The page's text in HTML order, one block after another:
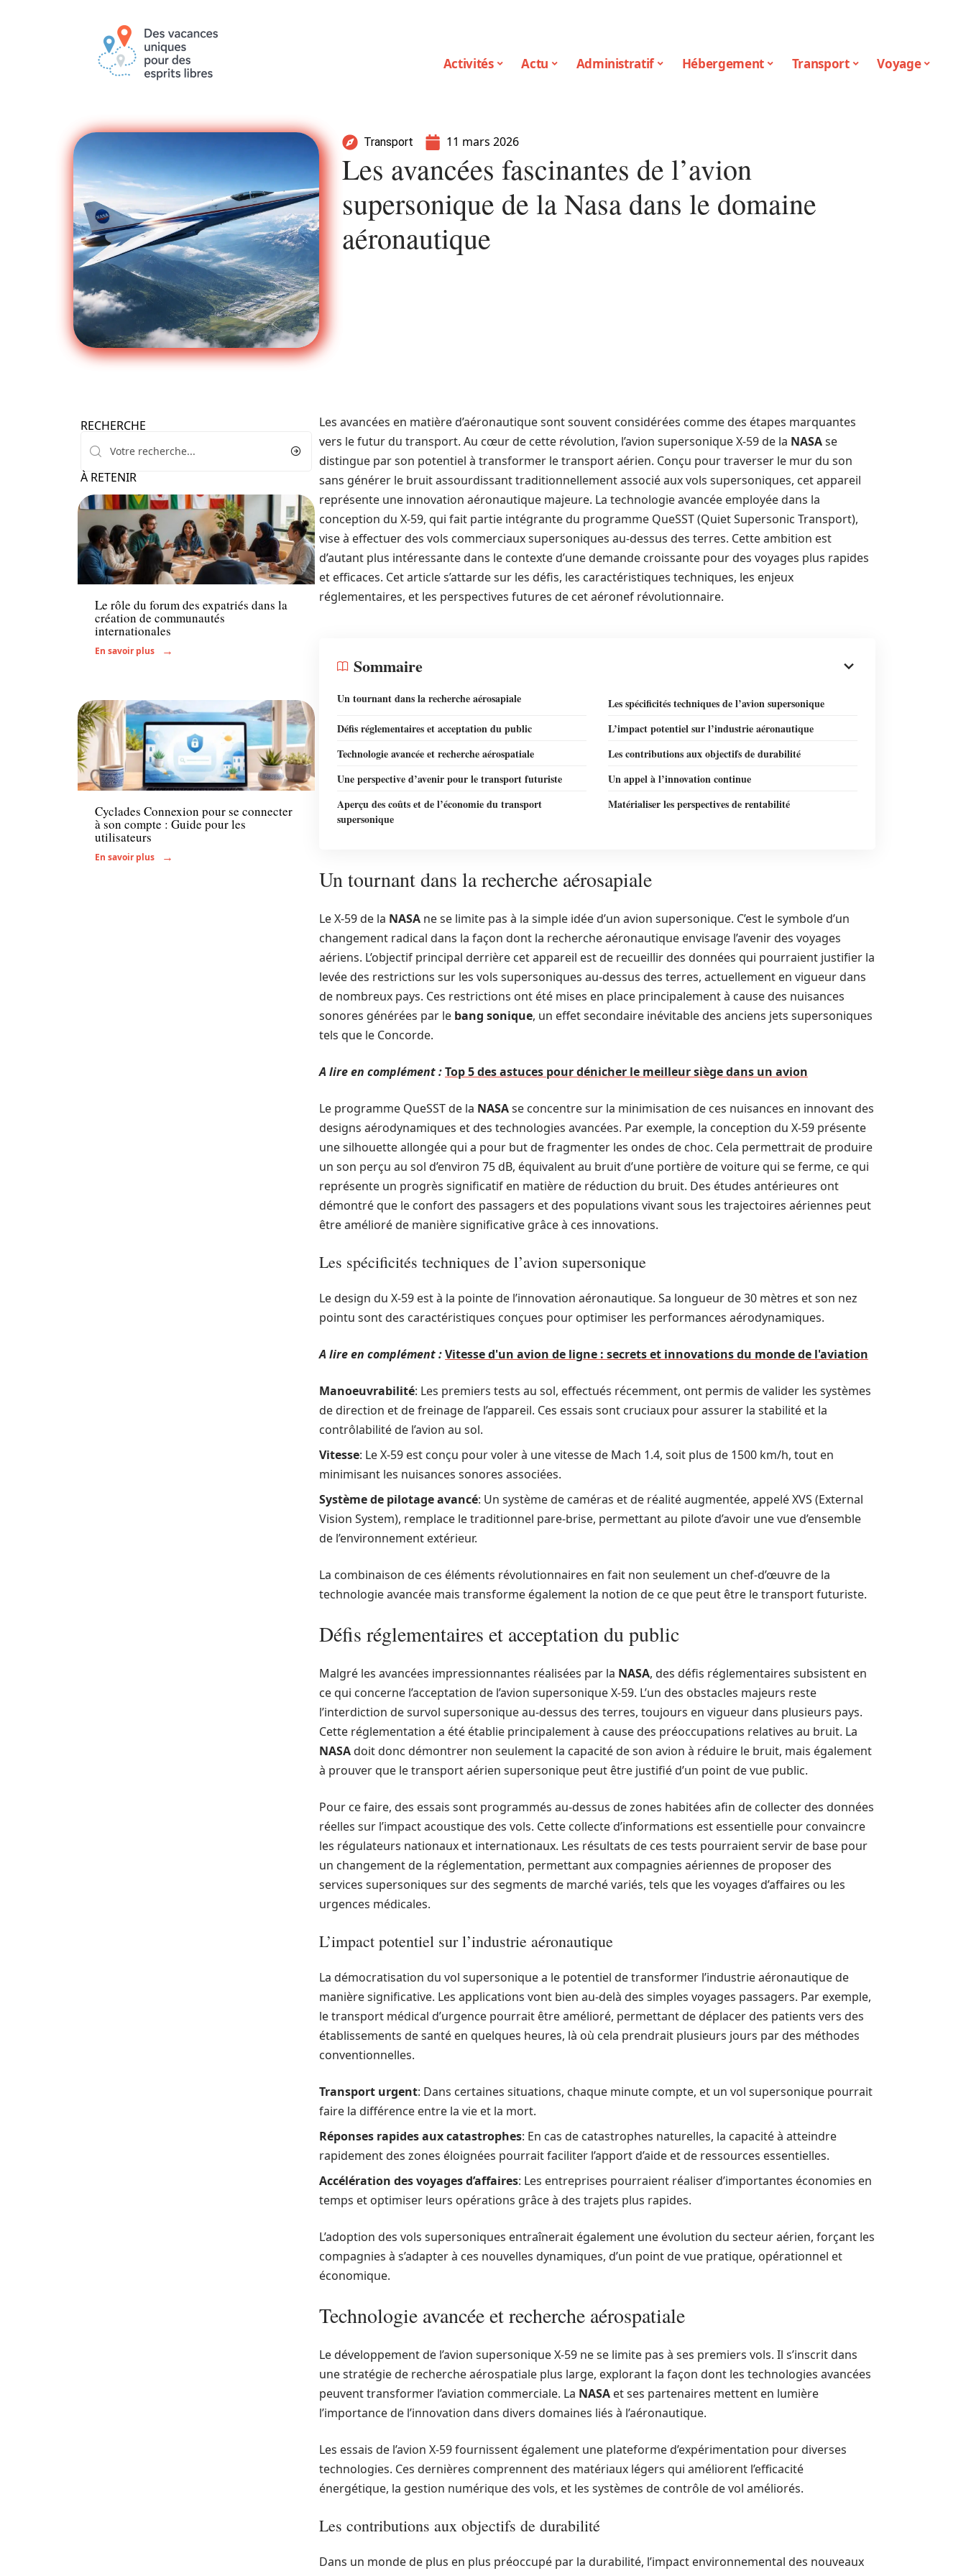
Activités Actu Administratif Hébergement Transport Voyage
Transport 11 mars 2026
Les avancées fascinantes de l’avion
supersonique de la Nasa dans le domaine
aéronautique
RECHERCHE
À RETENIR
Activités
Le rôle du forum des expatriés dans la
création de communautés
internationales
En savoir plus
Administratif
Cyclades Connexion pour se connecter
à son compte : Guide pour les
utilisateurs
En savoir plus
Les avancées en matière d’aéronautique sont souvent considérées comme des étapes marquantes
vers le futur du transport. Au cœur de cette révolution, l’avion supersonique X-59 de la NASAse
distingue par son potentiel à transformer le transport aérien. Conçu pour traverser le mur du son
sans générer le bruit assourdissant traditionnellement associé aux vols supersoniques, cet appareil
représente une innovation aéronautique majeure. La technologie avancée employée dans la
conception du X-59, qui fait partie intégrante du programme QueSST (Quiet Supersonic Transport),
vise à effectuer des vols commerciaux supersoniques au-dessus des terres. Cette ambition est
d’autant plus intéressante dans le contexte d’une demande croissante pour des voyages plus rapides
et efficaces. Cet article s’attarde sur les défis, les caractéristiques techniques, les enjeux
réglementaires, et les perspectives futures de cet aéronef révolutionnaire.
Sommaire
Un tournant dans la recherche aérosapiale
Les spécificités techniques de l’avion supersonique
Défis réglementaires et acceptation du public
L’impact potentiel sur l’industrie aéronautique
Technologie avancée et recherche aérospatiale
Les contributions aux objectifs de durabilité
Une perspective d’avenir pour le transport futuriste
Un appel à l’innovation continue
Aperçu des coûts et de l’économie du transport
supersonique
Matérialiser les perspectives de rentabilité
Un tournant dans la recherche aérosapiale
Le X-59 de la NASA ne se limite pas à la simple idée d’un avion supersonique. C’est le symbole d’un
changement radical dans la façon dont la recherche aéronautique envisage l’avenir des voyages
aériens. L’objectif principal derrière cet appareil est de recueillir des données qui pourraient justifier la
levée des restrictions sur les vols supersoniques au-dessus des terres, actuellement en vigueur dans
de nombreux pays. Ces restrictions ont été mises en place principalement à cause des nuisances
sonores générées par le bang sonique, un effet secondaire inévitable des anciens jets supersoniques
tels que le Concorde.
A lire en complément :Top 5 des astuces pour dénicher le meilleur siège dans un avion
Le programme QueSST de la NASAse concentre sur la minimisation de ces nuisances en innovant des
designs aérodynamiques et des technologies avancées. Par exemple, la conception du X-59 présente
une silhouette allongée qui a pour but de fragmenter les ondes de choc. Cela permettrait de produire
un son perçu au sol d’environ 75 dB, équivalent au bruit d’une portière de voiture qui se ferme, ce qui
représente un progrès significatif en matière de réduction du bruit. Des études antérieures ont
démontré que le confort des passagers et des populations vivant sous les trajectoires aériennes peut
être amélioré de manière significative grâce à ces innovations.
Les spécificités techniques de l’avion supersonique
Le design du X-59 est à la pointe de l’innovation aéronautique. Sa longueur de 30 mètres et son nez
pointu sont des caractéristiques conçues pour optimiser les performances aérodynamiques.
A lire en complément :Vitesse d'un avion de ligne : secrets et innovations du monde de l'aviation
Manoeuvrabilité: Les premiers tests au sol, effectués récemment, ont permis de valider les systèmes
de direction et de freinage de l’appareil. Ces essais sont cruciaux pour assurer la stabilité et la
contrôlabilité de l’avion au sol.
Vitesse: Le X-59 est conçu pour voler à une vitesse de Mach 1.4, soit plus de 1500 km/h, tout en
minimisant les nuisances sonores associées.
Système de pilotage avancé: Un système de caméras et de réalité augmentée, appelé XVS (External
Vision System), remplace le traditionnel pare-brise, permettant au pilote d’avoir une vue d’ensemble
de l’environnement extérieur.
La combinaison de ces éléments révolutionnaires en fait non seulement un chef-d’œuvre de la
technologie avancée mais transforme également la notion de ce que peut être le transport futuriste.
Défis réglementaires et acceptation du public
Malgré les avancées impressionnantes réalisées par la NASA, des défis réglementaires subsistent en
ce qui concerne l’acceptation de l’avion supersonique X-59. L’un des obstacles majeurs reste
l’interdiction de survol supersonique au-dessus des terres, toujours en vigueur dans plusieurs pays.
Cette réglementation a été établie principalement à cause des préoccupations relatives au bruit. La
NASAdoit donc démontrer non seulement la capacité de son avion à réduire le bruit, mais également
à prouver que le transport aérien supersonique peut être justifié d’un point de vue public.
Pour ce faire, des essais sont programmés au-dessus de zones habitées afin de collecter des données
réelles sur l’impact acoustique des vols. Cette collecte d’informations est essentielle pour convaincre
les régulateurs nationaux et internationaux. Les résultats de ces tests pourraient servir de base pour
un changement de la réglementation, permettant aux compagnies aériennes de proposer des
services supersoniques sur des segments de marché variés, tels que les voyages d’affaires ou les
urgences médicales.
L’impact potentiel sur l’industrie aéronautique
La démocratisation du vol supersonique a le potentiel de transformer l’industrie aéronautique de
manière significative. Les applications vont bien au-delà des simples voyages passagers. Par exemple,
le transport médical d’urgence pourrait être amélioré, permettant de déplacer des patients vers des
établissements de santé en quelques heures, là où cela prendrait plusieurs jours par des méthodes
conventionnelles.
Transport urgent: Dans certaines situations, chaque minute compte, et un vol supersonique pourrait
faire la différence entre la vie et la mort.
Réponses rapides aux catastrophes: En cas de catastrophes naturelles, la capacité à atteindre
rapidement des zones éloignées pourrait faciliter l’apport d’aide et de ressources essentielles.
Accélération des voyages d’affaires: Les entreprises pourraient réaliser d’importantes économies en
temps et optimiser leurs opérations grâce à des trajets plus rapides.
L’adoption des vols supersoniques entraînerait également une évolution du secteur aérien, forçant les
compagnies à s’adapter à ces nouvelles dynamiques, d’un point de vue pratique, opérationnel et
économique.
Technologie avancée et recherche aérospatiale
Le développement de l’avion supersonique X-59 ne se limite pas à ses premiers vols. Il s’inscrit dans
une stratégie de recherche aérospatiale plus large, explorant la façon dont les technologies avancées
peuvent transformer l’aviation commerciale. La NASA et ses partenaires mettent en lumière
l’importance de l’innovation dans divers domaines liés à l’aéronautique.
Les essais de l’avion X-59 fournissent également une plateforme d’expérimentation pour diverses
technologies. Ces dernières comprennent des matériaux légers qui améliorent l’efficacité
énergétique, la gestion numérique des vols, et les systèmes de contrôle de vol améliorés.
Les contributions aux objectifs de durabilité
Dans un monde de plus en plus préoccupé par la durabilité, l’impact environnemental des nouveaux